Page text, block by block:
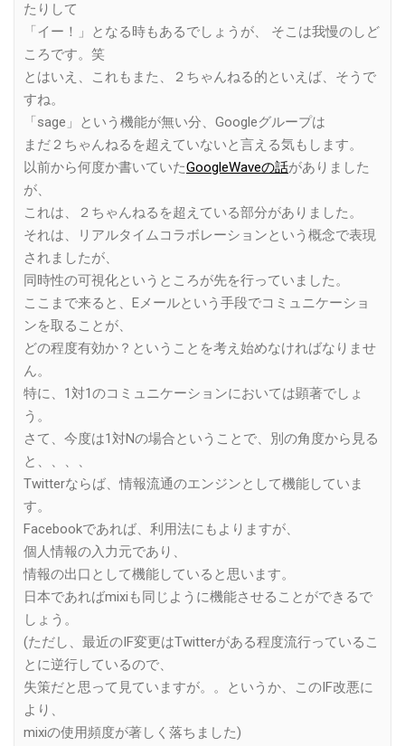
たりして
「イー！」となる時もあるでしょうが、 そこは我慢のしど
ころです。笑
とはいえ、これもまた、２ちゃんねる的といえば、そうで
すね。
「sage」という機能が無い分、Googleグループは
まだ２ちゃんねるを超えていないと言える気もします。
以前から何度か書いていたGoogleWaveの話がありました
が、
これは、２ちゃんねるを超えている部分がありました。
それは、リアルタイムコラボレーションという概念で表現
されましたが、
同時性の可視化というところが先を行っていました。
ここまで来ると、Eメールという手段でコミュニケーショ
ンを取ることが、
どの程度有効か？ということを考え始めなければなりませ
ん。
特に、1対1のコミュニケーションにおいては顕著でしょ
う。
さて、今度は1対Nの場合ということで、別の角度から見る
と、、、、
Twitterならば、情報流通のエンジンとして機能していま
す。
Facebookであれば、利用法にもよりますが、
個人情報の入力元であり、
情報の出口として機能していると思います。
日本であればmixiも同じように機能させることができるで
しょう。
(ただし、最近のIF変更はTwitterがある程度流行っているこ
とに逆行しているので、
失策だと思って見ていますが。。というか、このIF改悪に
より、
mixiの使用頻度が著しく落ちました)